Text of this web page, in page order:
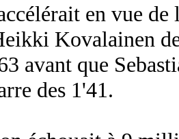
en vue
Kovalainen
avant que
des 1'41.